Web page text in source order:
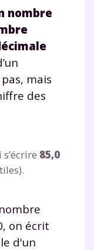
nombre
mais
des
85,0
on écrit
d'un